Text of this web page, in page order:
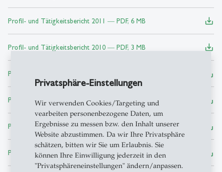
Privatsphäre-Einstellungen
Wir verwenden Cookies/Targeting und
vearbeiten personenbezogene Daten, um
Ergebnisse zu messen bzw. den Inhalt unserer
Website abzustimmen. Da wir Ihre Privatsphäre
schätzen, bitten wir Sie um Erlaubnis. Sie
können Ihre Einwilligung jederzeit in den
"Privatsphäreneinstellungen" ändern/anpassen.
Profil- und Tätigkeitsbericht 2011 ― PDF, 6 MB save_alt
Profil- und Tätigkeitsbericht 2010 ― PDF, 3 MB save_alt
Profil- und Tätigkeitsbericht 2009 ― PDF, 639 KB save_alt
Profil- und Tätigkeitsbericht 2008 ― PDF, 4 MB save_alt
Profil- und Tätigkeitsbericht 2007 ― PDF, 3 MB save_alt
Profil- und Tätigkeitsbericht 2006 ― PDF, 3 MB save_alt